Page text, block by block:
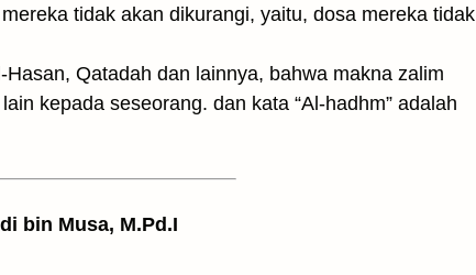
tidak akan dikurangi, yaitu, dosa mereka tidak
Qatadah dan lainnya, bahwa makna zalim
kepada seseorang. dan kata “Al-hadhm” adalah
bin Musa, M.Pd.I